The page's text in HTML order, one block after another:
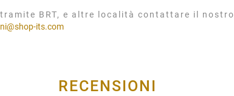
tramite BRT, e altre località contattare il nostro
its.com
RECENSIONI